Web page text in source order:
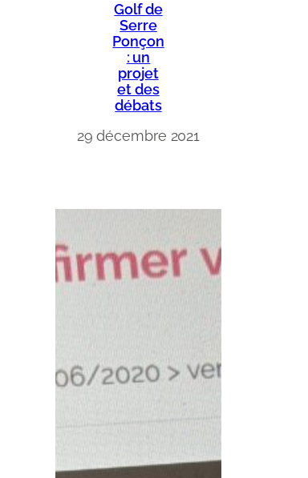
Golf de
Serre
Ponçon
: un
projet
et des
débats
29 décembre 2021